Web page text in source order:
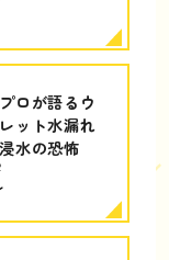
ロが語るウ
ット水漏れ
水の恐怖